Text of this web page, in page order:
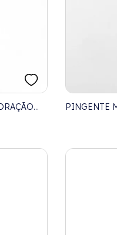
PINGENTE